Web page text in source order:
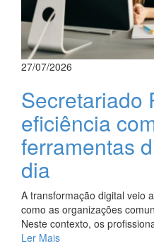
27/07/2026
Secretariado
eficiência
ferramentas
dia
A transformação digital veio
como as organizações
Neste contexto, os
Ler Mais